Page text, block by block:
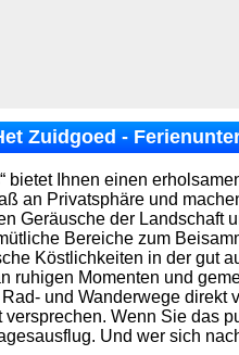
Zuidgoed -
bietet Ihnen einen
an Privatsphäre und
Geräusche der Landschaft
Bereiche zum
Köstlichkeiten in der gut
ruhigen Momenten und
und Wanderwege
versprechen. Wenn Sie das
Und wer sich